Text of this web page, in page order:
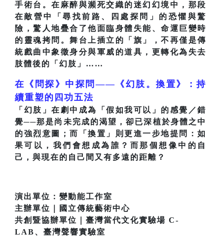
手術台。在麻醉與瀕死交織的迷幻幻境中，那段
在敵營中「尋找前路、四處探問」的恐懼與驚
險，驚人地疊合了他面臨身體失能、命運巨變時
的靈魂拷問。舞台上插立的「旗」，不再僅是傳
統戲曲中象徵身分與軍威的道具，更轉化為失去
肢體後的「幻肢」……
在《問探》中探問——《幻肢。換置》：持
續重塑的四功五法
「幻肢」在劇中成為「假如我可以」的感覺／錯
覺──那是尚未完成的渴望，卻已深植於身體之中
的強烈意圖；而「換置」則更進一步地提問：如
果可以，我們會想成為誰？而那個想像中的自
己，與現在的自己間又有多遠的距離？
演出單位：變動能工作室
主辦單位｜國立傳統藝術中心
共創暨協辦單位｜臺灣當代文化實驗場 C-
LAB、臺灣聲響實驗室